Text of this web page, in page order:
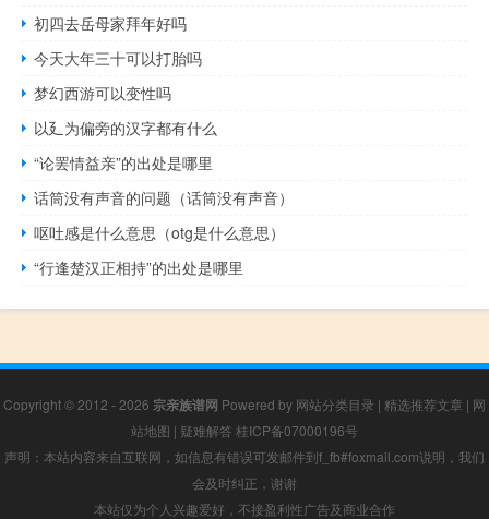
初四去岳母家拜年好吗
今天大年三十可以打胎吗
梦幻西游可以变性吗
以廴为偏旁的汉字都有什么
“论罢情益亲”的出处是哪里
话筒没有声音的问题（话筒没有声音）
呕吐感是什么意思（otg是什么意思）
“行逢楚汉正相持”的出处是哪里
Copyright © 2012 - 2026 宗亲族谱网 Powered by 网站分类目录 | 精选推荐文章 | 网
站地图 | 疑难解答 桂ICP备07000196号
声明：本站内容来自互联网，如信息有错误可发邮件到f_fb#foxmail.com说明，我们
会及时纠正，谢谢
本站仅为个人兴趣爱好，不接盈利性广告及商业合作